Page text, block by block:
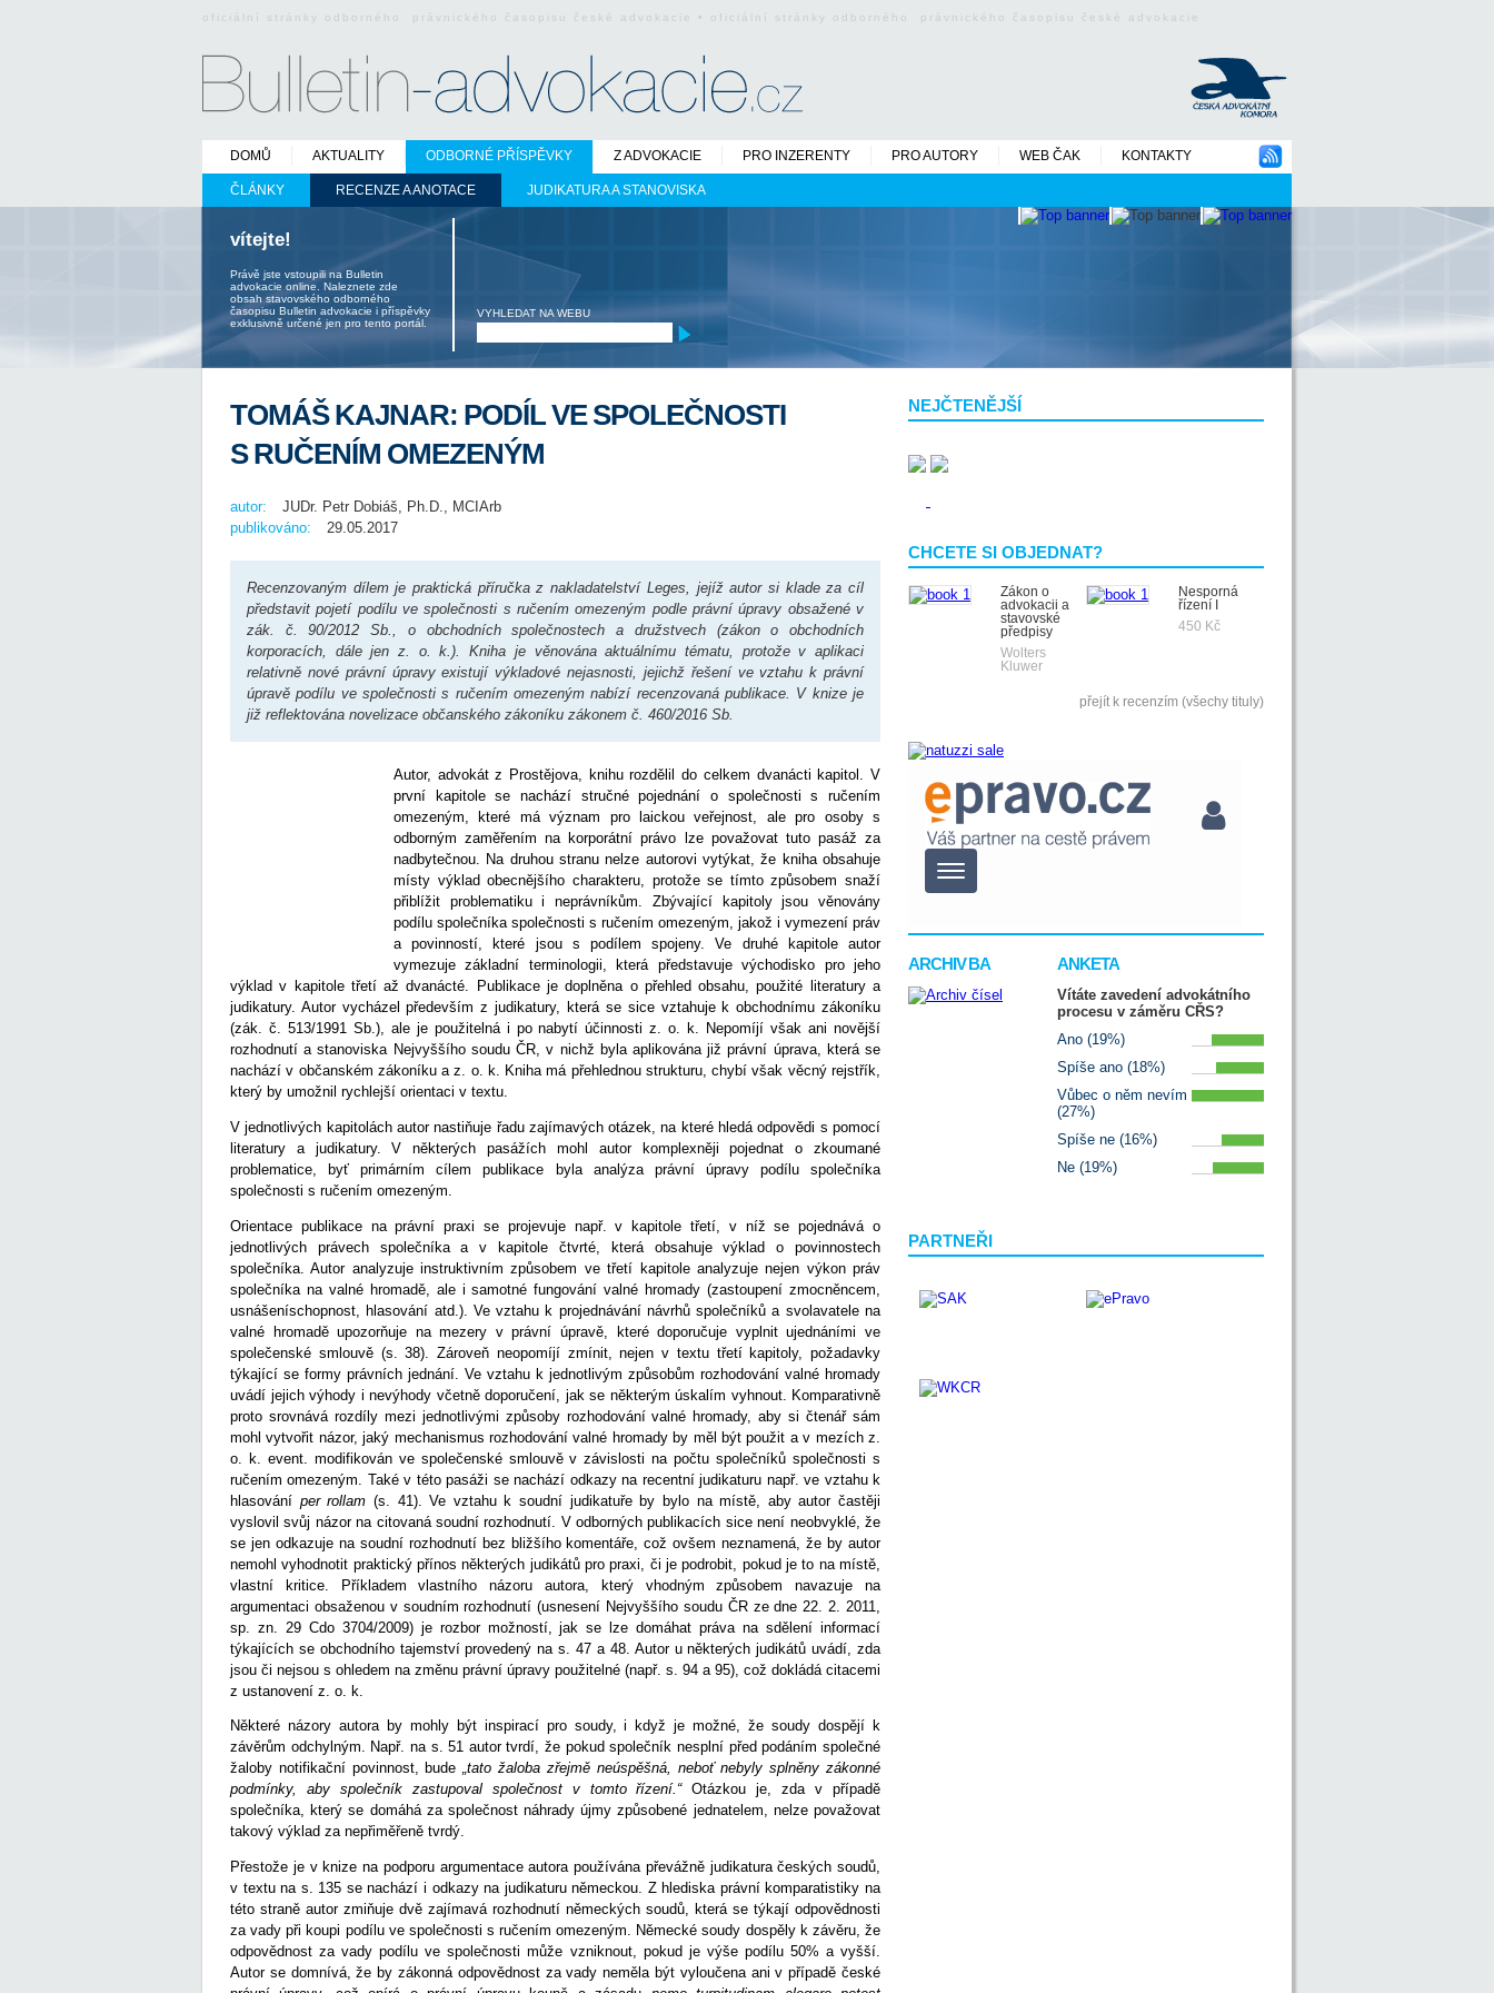
oficiální stránky odborného právnického časopisu české advokacie • oficiální stránky odborného právnického časopisu české advokacie
DOMŮ AKTUALITY ODBORNÉ PŘÍSPĚVKY
ČLÁNKY RECENZE A ANOTACE JUDIKATURA A STANOVISKA
Z ADVOKACIE PRO INZERENTY PRO AUTORY WEB ČAK KONTAKTY
vítejte!
Právě jste vstoupili na Bulletin
advokacie online. Naleznete zde
obsah stavovského odborného
časopisu Bulletin advokacie i příspěvky
exklusivně určené jen pro tento portál.
VYHLEDAT NA WEBU
NEJČTENĚJŠÍ
CHCETE SI OBJEDNAT?
Zákon o
advokacii a
stavovské
předpisy
Wolters
Kluwer
Nesporná
řízení I
450 Kč
přejít k recenzím (všechy tituly)
ARCHIV BA ANKETA
Vítáte zavedení advokátního
procesu v záměru CŘS?
Ano (19%)
Spíše ano (18%)
Vůbec o něm nevím
(27%)
Spíše ne (16%)
Ne (19%)
PARTNEŘI
TOMÁŠ KAJNAR: PODÍL VE SPOLEČNOSTI
S RUČENÍM OMEZENÝM
autor:
JUDr. Petr Dobiáš, Ph.D., MCIArb
publikováno:
29.05.2017
Recenzovaným dílem je praktická příručka z nakladatelství Leges, jejíž autor si klade za cíl
představit pojetí podílu ve společnosti s ručením omezeným podle právní úpravy obsažené v
zák. č. 90/2012 Sb., o obchodních společnostech a družstvech (zákon o obchodních
korporacích, dále jen z. o. k.). Kniha je věnována aktuálnímu tématu, protože v aplikaci
relativně nové právní úpravy existují výkladové nejasnosti, jejichž řešení ve vztahu k právní
úpravě podílu ve společnosti s ručením omezeným nabízí recenzovaná publikace. V knize je
již reflektována novelizace občanského zákoníku zákonem č. 460/2016 Sb.
Autor, advokát z Prostějova, knihu rozdělil do celkem dvanácti kapitol. V
první kapitole se nachází stručné pojednání o společnosti s ručením
omezeným, které má význam pro laickou veřejnost, ale pro osoby s
odborným zaměřením na korporátní právo lze považovat tuto pasáž za
nadbytečnou. Na druhou stranu nelze autorovi vytýkat, že kniha obsahuje
místy výklad obecnějšího charakteru, protože se tímto způsobem snaží
přiblížit problematiku i neprávníkům. Zbývající kapitoly jsou věnovány
podílu společníka společnosti s ručením omezeným, jakož i vymezení práv
a povinností, které jsou s podílem spojeny. Ve druhé kapitole autor
vymezuje základní terminologii, která představuje východisko pro jeho
výklad v kapitole třetí až dvanácté. Publikace je doplněna o přehled obsahu, použité literatury a
judikatury. Autor vycházel především z judikatury, která se sice vztahuje k obchodnímu zákoníku
(zák. č. 513/1991 Sb.), ale je použitelná i po nabytí účinnosti z. o. k. Nepomíjí však ani novější
rozhodnutí a stanoviska Nejvyššího soudu ČR, v nichž byla aplikována již právní úprava, která se
nachází v občanském zákoníku a z. o. k. Kniha má přehlednou strukturu, chybí však věcný rejstřík,
který by umožnil rychlejší orientaci v textu.
V jednotlivých kapitolách autor nastiňuje řadu zajímavých otázek, na které hledá odpovědi s pomocí
literatury a judikatury. V některých pasážích mohl autor komplexněji pojednat o zkoumané
problematice, byť primárním cílem publikace byla analýza právní úpravy podílu společníka
společnosti s ručením omezeným.
Orientace publikace na právní praxi se projevuje např. v kapitole třetí, v níž se pojednává o
jednotlivých právech společníka a v kapitole čtvrté, která obsahuje výklad o povinnostech
společníka. Autor analyzuje instruktivním způsobem ve třetí kapitole analyzuje nejen výkon práv
společníka na valné hromadě, ale i samotné fungování valné hromady (zastoupení zmocněncem,
usnášeníschopnost, hlasování atd.). Ve vztahu k projednávání návrhů společníků a svolavatele na
valné hromadě upozorňuje na mezery v právní úpravě, které doporučuje vyplnit ujednáními ve
společenské smlouvě (s. 38). Zároveň neopomíjí zmínit, nejen v textu třetí kapitoly, požadavky
týkající se formy právních jednání. Ve vztahu k jednotlivým způsobům rozhodování valné hromady
uvádí jejich výhody i nevýhody včetně doporučení, jak se některým úskalím vyhnout. Komparativně
proto srovnává rozdíly mezi jednotlivými způsoby rozhodování valné hromady, aby si čtenář sám
mohl vytvořit názor, jaký mechanismus rozhodování valné hromady by měl být použit a v mezích z.
o. k. event. modifikován ve společenské smlouvě v závislosti na počtu společníků společnosti s
ručením omezeným. Také v této pasáži se nachází odkazy na recentní judikaturu např. ve vztahu k
hlasování per rollam (s. 41). Ve vztahu k soudní judikatuře by bylo na místě, aby autor častěji
vyslovil svůj názor na citovaná soudní rozhodnutí. V odborných publikacích sice není neobvyklé, že
se jen odkazuje na soudní rozhodnutí bez bližšího komentáře, což ovšem neznamená, že by autor
nemohl vyhodnotit praktický přínos některých judikátů pro praxi, či je podrobit, pokud je to na místě,
vlastní kritice. Příkladem vlastního názoru autora, který vhodným způsobem navazuje na
argumentaci obsaženou v soudním rozhodnutí (usnesení Nejvyššího soudu ČR ze dne 22. 2. 2011,
sp. zn. 29 Cdo 3704/2009) je rozbor možností, jak se lze domáhat práva na sdělení informací
týkajících se obchodního tajemství provedený na s. 47 a 48. Autor u některých judikátů uvádí, zda
jsou či nejsou s ohledem na změnu právní úpravy použitelné (např. s. 94 a 95), což dokládá citacemi
z ustanovení z. o. k.
Některé názory autora by mohly být inspirací pro soudy, i když je možné, že soudy dospějí k
závěrům odchylným. Např. na s. 51 autor tvrdí, že pokud společník nesplní před podáním společné
žaloby notifikační povinnost, bude„tato žaloba zřejmě neúspěšná, neboť nebyly splněny zákonné
podmínky, aby společník zastupoval společnost v tomto řízení.“Otázkou je, zda v případě
společníka, který se domáhá za společnost náhrady újmy způsobené jednatelem, nelze považovat
takový výklad za nepřiměřeně tvrdý.
Přestože je v knize na podporu argumentace autora používána převážně judikatura českých soudů,
v textu na s. 135 se nachází i odkazy na judikaturu německou. Z hlediska právní komparatistiky na
této straně autor zmiňuje dvě zajímavá rozhodnutí německých soudů, která se týkají odpovědnosti
za vady při koupi podílu ve společnosti s ručením omezeným. Německé soudy dospěly k závěru, že
odpovědnost za vady podílu ve společnosti může vzniknout, pokud je výše podílu 50% a vyšší.
Autor se domnívá, že by zákonná odpovědnost za vady neměla být vyloučena ani v případě české